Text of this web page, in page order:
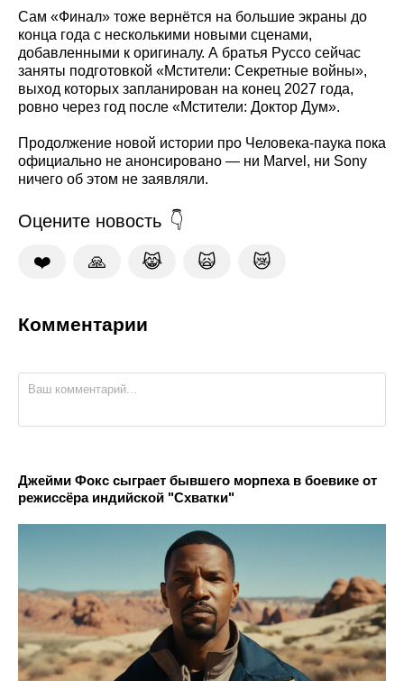
Сам «Финал» тоже вернётся на большие экраны до
конца года с несколькими новыми сценами,
добавленными к оригиналу. А братья Руссо сейчас
заняты подготовкой «Мстители: Секретные войны»,
выход которых запланирован на конец 2027 года,
ровно через год после «Мстители: Доктор Дум».
Продолжение новой истории про Человека-паука пока
официально не анонсировано — ни Marvel, ни Sony
ничего об этом не заявляли.
Оцените новость
❤️ 🙏 😹 🙀 😿
Комментарии
Джейми Фокс сыграет бывшего морпеха в боевике от
режиссёра индийской "Схватки"